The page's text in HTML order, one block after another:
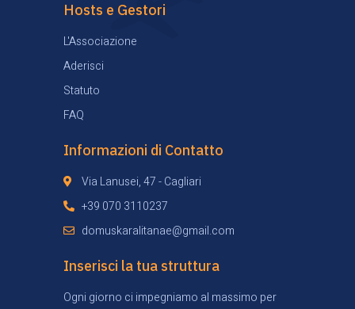
Hosts e Gestori
L'Associazione
Aderisci
Statuto
FAQ
Informazioni di Contatto
Via Lanusei, 47 - Cagliari
+39 070 3110237
domuskaralitanae@gmail.com
Inserisci la tua struttura
Ogni giorno ci impegniamo al massimo per